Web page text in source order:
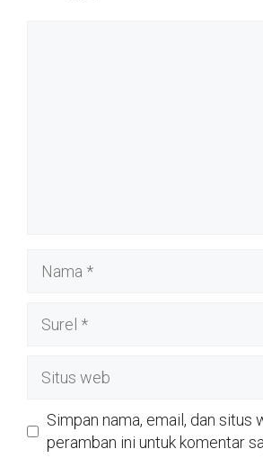
web
Simpan nama, email, dan situs
peramban ini untuk komentar